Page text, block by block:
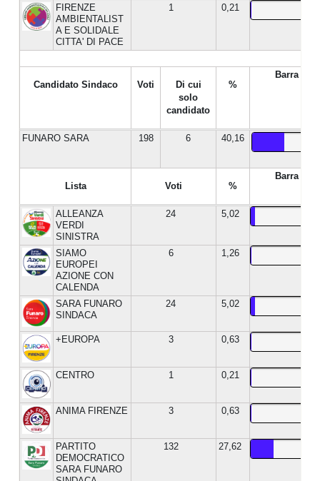
FIRENZE
AMBIENTALIST
A E SOLIDALE
CITTA' DI PACE
1 0,21
Candidato Sindaco Voti
Di cui
solo
candidato
%
Barra %
FUNARO SARA 198 6 40,16
Lista Voti %
Barra %
ALLEANZA
VERDI
SINISTRA
24 5,02
SIAMO
EUROPEI
AZIONE CON
CALENDA
6 1,26
SARA FUNARO
SINDACA
24 5,02
+EUROPA 3 0,63
CENTRO 1 0,21
ANIMA FIRENZE 3 0,63
PARTITO
DEMOCRATICO
SARA FUNARO
132 27,62